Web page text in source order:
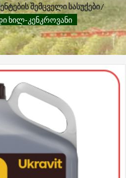
Შემცველი Სასუქები
Ხილ-Კენკროვანი